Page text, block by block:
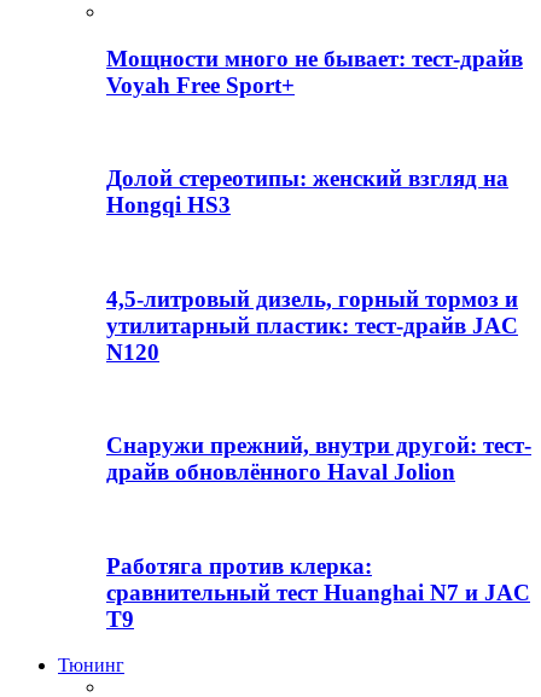
Мощности много не бывает: тест-драйв
Voyah Free Sport+
Долой стереотипы: женский взгляд на
Hongqi HS3
4,5-литровый дизель, горный тормоз и
утилитарный пластик: тест-драйв JAC
N120
Снаружи прежний, внутри другой: тест-
драйв обновлённого Haval Jolion
Работяга против клерка:
сравнительный тест Huanghai N7 и JAC
T9
Тюнинг